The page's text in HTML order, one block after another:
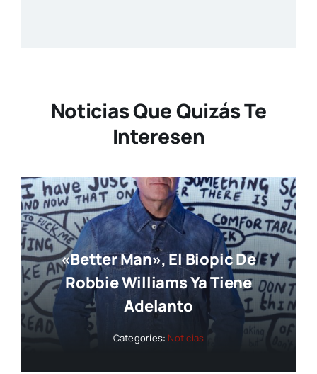
Noticias Que Quizás Te
Interesen
«Better Man», El Biopic De
Robbie Williams Ya Tiene
Adelanto
Categories: Noticias